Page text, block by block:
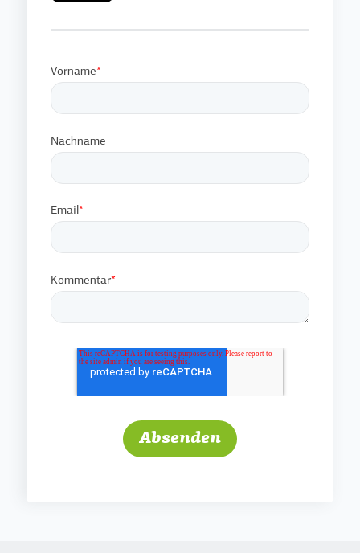
Vorname*
Nachname
Email*
Kommentar*